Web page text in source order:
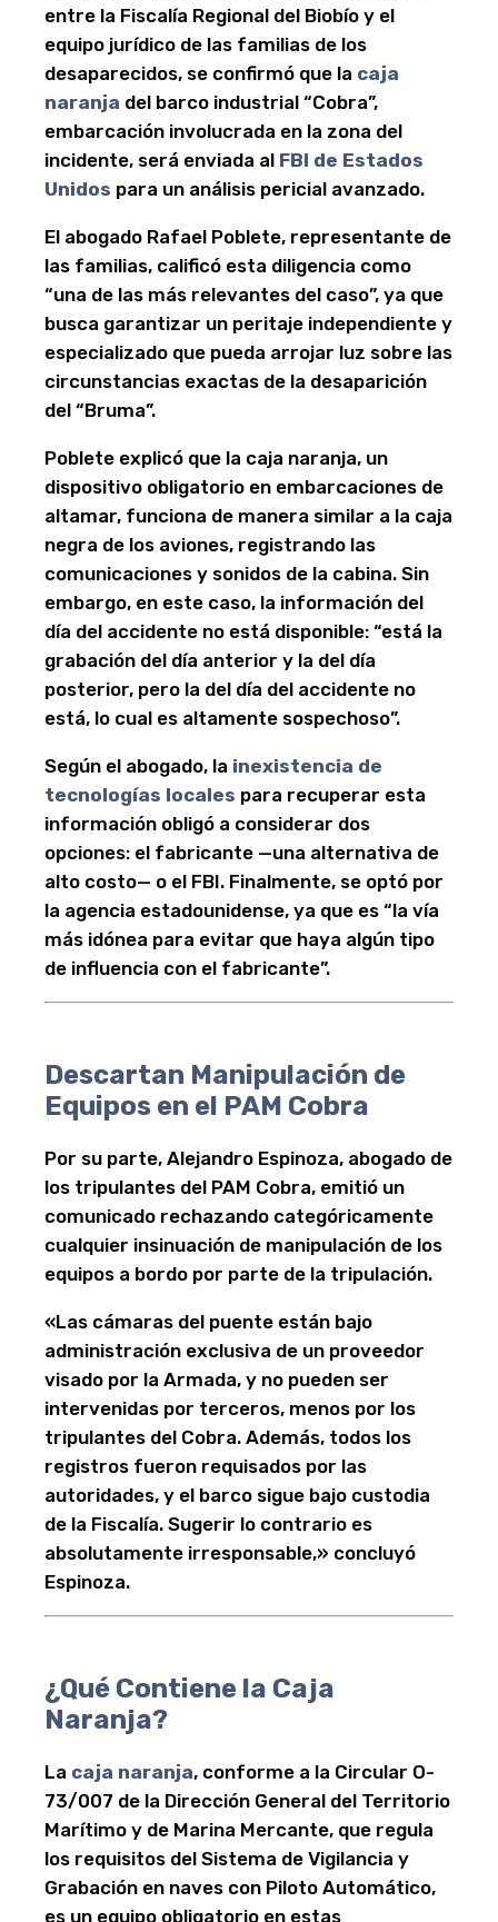
entre la Fiscalía Regional del Biobío y el
equipo jurídico de las familias de los
desaparecidos, se confirmó que la caja
naranja del barco industrial “Cobra”,
embarcación involucrada en la zona del
incidente, será enviada al FBI de Estados
Unidos para un análisis pericial avanzado.
El abogado Rafael Poblete, representante de
las familias, calificó esta diligencia como
“una de las más relevantes del caso”, ya que
busca garantizar un peritaje independiente y
especializado que pueda arrojar luz sobre las
circunstancias exactas de la desaparición
del “Bruma”.
Poblete explicó que la caja naranja, un
dispositivo obligatorio en embarcaciones de
altamar, funciona de manera similar a la caja
negra de los aviones, registrando las
comunicaciones y sonidos de la cabina. Sin
embargo, en este caso, la información del
día del accidente no está disponible: “está la
grabación del día anterior y la del día
posterior, pero la del día del accidente no
está, lo cual es altamente sospechoso”.
Según el abogado, la inexistencia de
tecnologías locales para recuperar esta
información obligó a considerar dos
opciones: el fabricante —una alternativa de
alto costo— o el FBI. Finalmente, se optó por
la agencia estadounidense, ya que es “la vía
más idónea para evitar que haya algún tipo
de influencia con el fabricante”.
Descartan Manipulación de
Equipos en el PAM Cobra
Por su parte, Alejandro Espinoza, abogado de
los tripulantes del PAM Cobra, emitió un
comunicado rechazando categóricamente
cualquier insinuación de manipulación de los
equipos a bordo por parte de la tripulación.
«Las cámaras del puente están bajo
administración exclusiva de un proveedor
visado por la Armada, y no pueden ser
intervenidas por terceros, menos por los
tripulantes del Cobra. Además, todos los
registros fueron requisados por las
autoridades, y el barco sigue bajo custodia
de la Fiscalía. Sugerir lo contrario es
absolutamente irresponsable,» concluyó
Espinoza.
¿Qué Contiene la Caja
Naranja?
La caja naranja, conforme a la Circular O-
73/007 de la Dirección General del Territorio
Marítimo y de Marina Mercante, que regula
los requisitos del Sistema de Vigilancia y
Grabación en naves con Piloto Automático,
es un equipo obligatorio en estas